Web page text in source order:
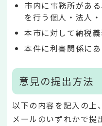
市内に事務所があ
を行う個人・法人
本市に対して納税
本件に利害関係に
意見の提出方法
以下の内容を記入の上
メールのいずれかで提